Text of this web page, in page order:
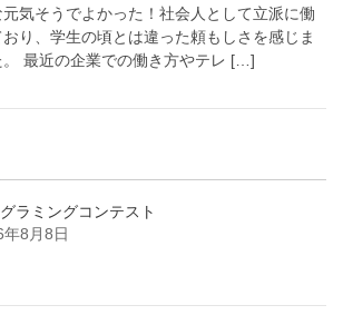
元気そうでよかった！社会人として立派に働
おり、学生の頃とは違った頼もしさを感じま
。 最近の企業での働き方やテレ […]
ラミングコンテスト
年8月8日